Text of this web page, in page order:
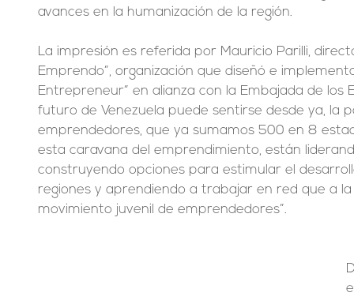
avances en la humanización de la región.
La impresión es referida por Mauricio Parilli,
Emprendo”, organización que diseñó e
Entrepreneur” en alianza con la Embajada de los
futuro de Venezuela puede sentirse desde ya, la
emprendedores, que ya sumamos 500 en 8
esta caravana del emprendimiento, están
construyendo opciones para estimular el
regiones y aprendiendo a trabajar en red que a
movimiento juvenil de emprendedores”.